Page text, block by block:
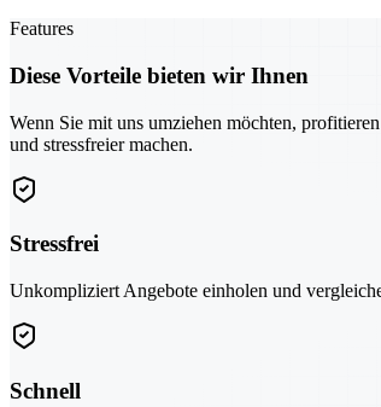
Features
Diese Vorteile bieten wir Ihnen
Wenn Sie mit uns umziehen möchten,
und stressfreier machen.
Stressfrei
Unkompliziert Angebote einholen und
Schnell